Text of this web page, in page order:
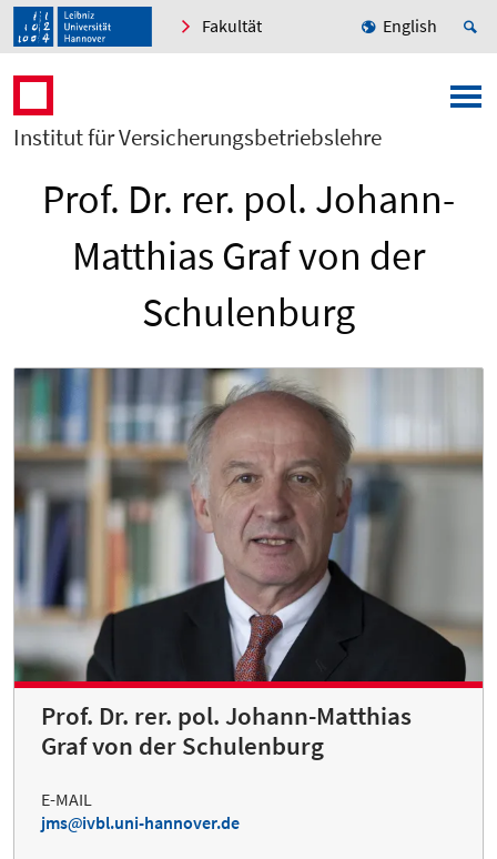
Fakultät English
Institut für Versicherungsbetriebslehre
Prof. Dr. rer. pol. Johann-
Matthias Graf von der
Schulenburg
Prof. Dr. rer. pol. Johann-Matthias
Graf von der Schulenburg
E-MAIL
jms
ivbl.uni-hannover.de